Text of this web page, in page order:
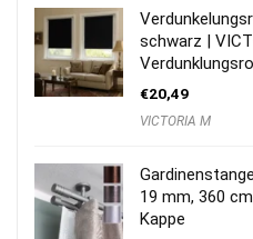
schwarz |
€20,49
VICTORIA M
19 mm, 360
Kappe